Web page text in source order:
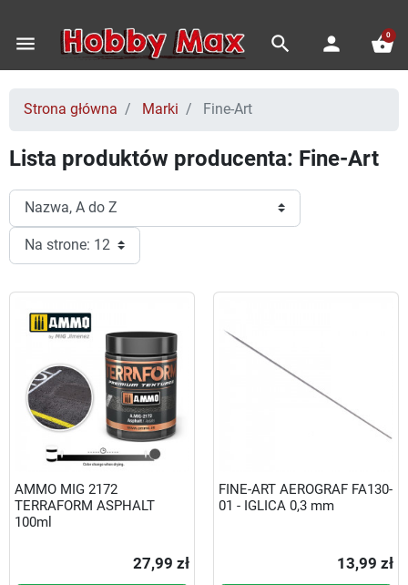
menu search person shopping_basket
0
Strona główna Marki Fine-Art
Lista produktów producenta: Fine-Art
AMMO MIG 2172
TERRAFORM ASPHALT
100ml
27,99 zł
FINE-ART AEROGRAF FA130-
01 - IGLICA 0,3 mm
13,99 zł